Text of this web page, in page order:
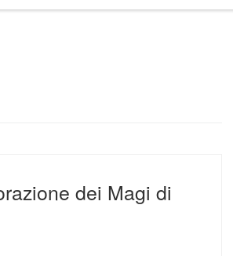
dei Magi di